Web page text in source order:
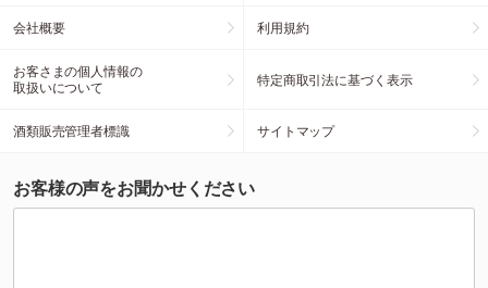
会社概要 利用規約
お客さまの個人情報の
取扱いについて
特定商取引法に基づく表示
酒類販売管理者標識 サイトマップ
お客様の声をお聞かせください